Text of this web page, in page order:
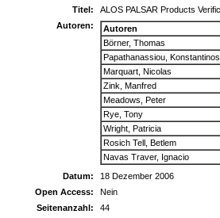
Titel:
ALOS PALSAR Products
Autoren:
Autoren
Börner, Thomas
Papathanassiou, Konstantinos
Marquart, Nicolas
Zink, Manfred
Meadows, Peter
Rye, Tony
Wright, Patricia
Rosich Tell, Betlem
Navas Traver, Ignacio
Datum:
18 Dezember 2006
Open Access:
Nein
Seitenanzahl:
44